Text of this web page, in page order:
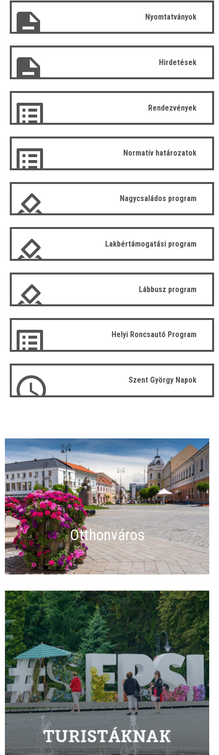
Nyomtatványok
Hirdetések
Rendezvények
Normatív határozatok
Nagycsaládos program
Lakbértámogatási program
Lábbusz program
Helyi Roncsautó Program
Szent György Napok
Otthonváros